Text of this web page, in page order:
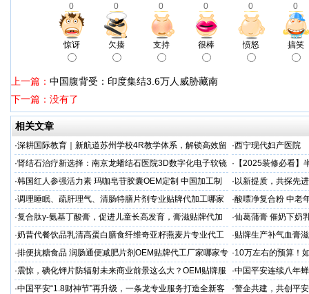
0 0 0 0 0 0
惊讶 欠揍 支持 很棒 愤怒 搞笑
上一篇： 中国腹背受：印度集结3.6万人威胁藏南
下一篇：没有了
相关文章
·深耕国际教育｜新航道苏州学校4R教学体系，解锁高效留
学备考之路
·西宁现代妇产医院
·肾结石治疗新选择：南京龙蟠结石医院3D数字化电子软镜
保肾取石术
· 【2025装修必看
你省下3万冤枉钱！
·韩国红人参强活力素 玛咖皂苷胶囊OEM定制 中国加工制
造商
· 以新提质，共探先
·调理睡眠、疏肝理气、清肠特膳片剂专业贴牌代加工哪家
专业
·酸嘌净复合粉 中老
·复合肽γ-氨基丁酸膏，促进儿童长高发育，膏滋贴牌代加
工厂家
·仙葛蒲膏 催奶下奶
家
·奶昔代餐饮品乳清高蛋白膳食纤维奇亚籽燕麦片专业代工
厂家
·贴牌生产补气血膏
·排便抗糖食品 润肠通便减肥片剂OEM贴牌代工厂家哪家专
业
·10万左右的预算！
·震惊，碘化钾片防辐射未来商业前景这么大？OEM贴牌服
务商
·中国平安连续八年
品牌"
·中国平安“1.8财神节”再升级，一条龙专业服务打造全新客
·警企共建，共创平